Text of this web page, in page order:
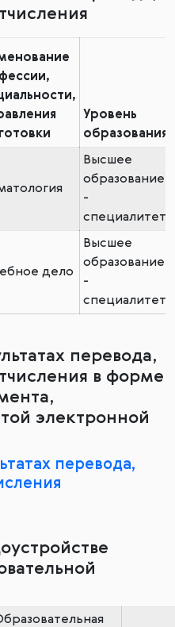
Уровень
образования
Высшее
образование
-
специалитет
дело
Высшее
образование
-
специалитет
перевода,
в форме
электронной
перевода,